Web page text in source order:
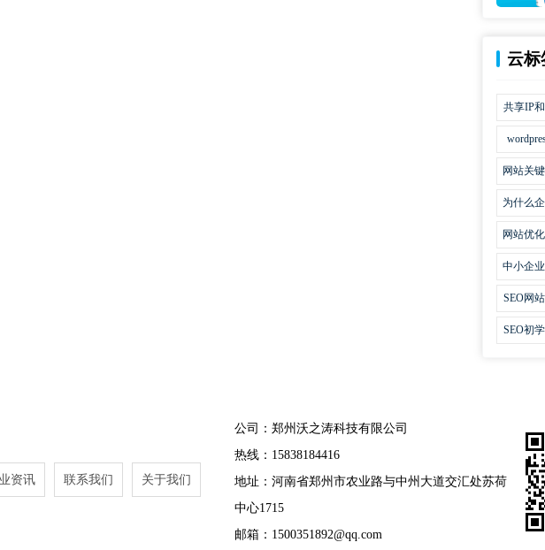
云标
共享IP和
集插
网站关键
么
为什么企
网站
网站优化
中小企业
法
SEO网站
法宝
SEO初学
资讯 联系我们 关于我们
公司：郑州沃之涛科技有限公司
热线：15838184416
地址：河南省郑州市农业路与中州大道交汇处苏荷
中心1715
邮箱：1500351892@qq.com